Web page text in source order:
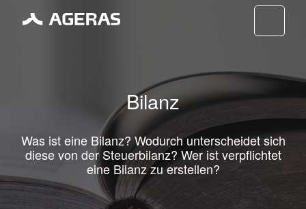
Bilanz
Was ist eine Bilanz? Wodurch unterscheidet sich
diese von der Steuerbilanz? Wer ist verpflichtet
eine Bilanz zu erstellen?